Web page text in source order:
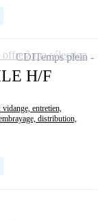
H/F
entretien,
distribution,
CDITemps plein
à ma sélection